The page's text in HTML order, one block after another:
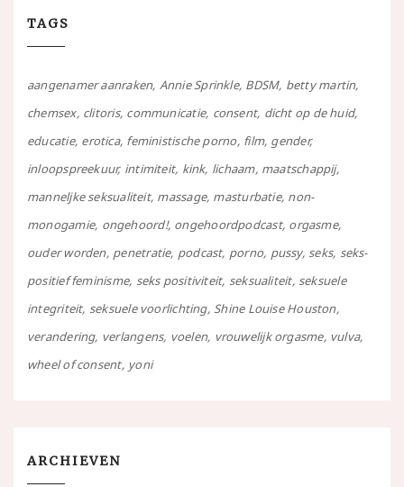
TAGS
aangenamer aanraken Annie Sprinkle BDSM betty martin
chemsex clitoris communicatie consent dicht op de huid
educatie erotica feministische porno film gender
inloopspreekuur intimiteit kink lichaam maatschappij
manneljke seksualiteit massage masturbatie non-
monogamie ongehoord! ongehoordpodcast orgasme
ouder worden penetratie podcast porno pussy seks seks-
positief feminisme seks positiviteit seksualiteit seksuele
integriteit seksuele voorlichting Shine Louise Houston
verandering verlangens voelen vrouwelijk orgasme vulva
wheel of consent yoni
ARCHIEVEN